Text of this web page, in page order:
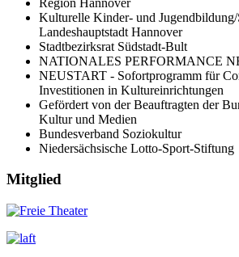
Kulturelle Kinder- und
Landeshauptstadt Hannover
Stadtbezirksrat Südstadt-Bult
NATIONALES PERFORMANCE
NEUSTART - Sofortprogramm für
Investitionen in Kultureinrichtungen
Gefördert von der Beauftragten der
Kultur und Medien
Bundesverband Soziokultur
Niedersächsische Lotto-Sport-Stiftung
Mitglied